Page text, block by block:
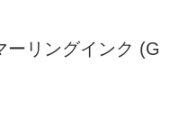
ーリングインク (G